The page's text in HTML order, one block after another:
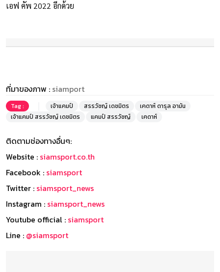
เอฟ คัพ 2022 อีกด้วย
ที่มาของภาพ : siamport
Tag : เจ้าแคมป์ สรรวัชญ์ เดชมิตร
เคดาห์ ดารุล อามัน
เจ้าแคมป์ สรรวัชญ์ เดชมิตร
แคมป์ สรรวัชญ์ เคดาห์
ติดตามช่องทางอื่นๆ:
Website : siamsport.co.th
Facebook : siamsport
Twitter : siamsport_news
Instagram : siamsport_news
Youtube official : siamsport
Line : @siamsport